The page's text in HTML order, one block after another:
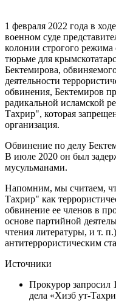
1 февраля 2022 года в
военном суде
колонии строгого
тюрьме для
Бектемирова,
деятельности
обвинения, Бектемиров
радикальной исламской
Тахрир", которая
организация.
Обвинение по делу
В июле 2020 он был
мусульманами.
Напомним, мы считаем,
Тахрир" как
обвинение ее членов в
основе партийной
чтения литературы, и т.
антитеррористическим
Источники
Прокурор запросил
дела «Хизб ут-